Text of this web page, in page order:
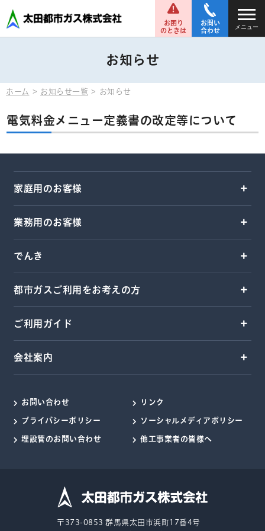
メニュー
お問い
合わせ
お困り
のときは
お知らせ
ホーム お知らせ一覧 お知らせ
電気料金メニュー定義書の改定等について
家庭用のお客様
業務用のお客様
でんき
都市ガスご利用をお考えの方
ご利用ガイド
会社案内
お問い合わせ リンク
プライバシーポリシー ソーシャルメディアポリシー
埋設管のお問い合わせ 他工事業者の皆様へ
〒373-0853 群馬県太田市浜町17番4号